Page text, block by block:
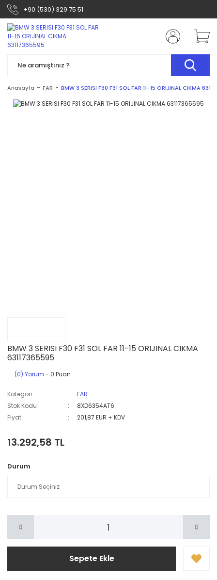
+90 (530) 329 75 51
Anasayfa FAR BMW 3 SERISI F30 F31 SOL FAR 11-15 ORIJINAL CIKMA
BMW 3 SERISI F30 F31 SOL FAR 11-15 ORIJINAL CIKMA
63117365595
(0) Yorum - 0 Puan
Kategori
FAR
Stok Kodu
8XD6354AT6
Fiyat
201,87 EUR + KDV
13.292,58 TL
Durum
Sepete Ekle